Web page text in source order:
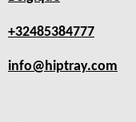
+32485384777
info@hiptray.com